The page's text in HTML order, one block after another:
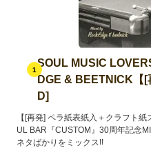
1
SOUL MUSIC
DGE & BEETNICK【[
D]
【[再発] ペラ紙表紙入＋クラフト
UL BAR『CUSTOM』30周年記念
ネタばかりをミックス!!